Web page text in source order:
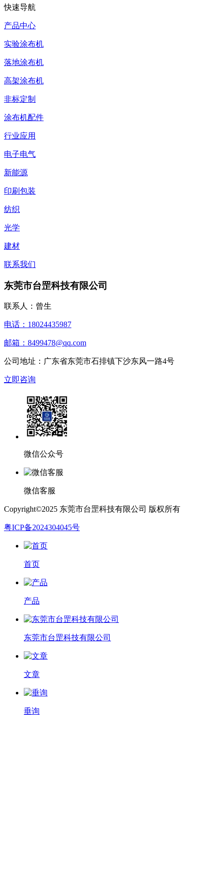
快速导航
产品中心
实验涂布机
落地涂布机
高架涂布机
非标定制
涂布机配件
行业应用
电子电气
新能源
印刷包装
纺织
光学
建材
联系我们
东莞市台罡科技有限公司
联系人：曾生
电话：18024435987
邮箱：8499478@qq.com
公司地址：广东省东莞市石排镇下沙东风一路4号
立即咨询
微信公众号
微信客服
Copyright©2025 东莞市台罡科技有限公司 版权所有
粤ICP备2024304045号
首页
产品
东莞市台罡科技有限公司
文章
垂询